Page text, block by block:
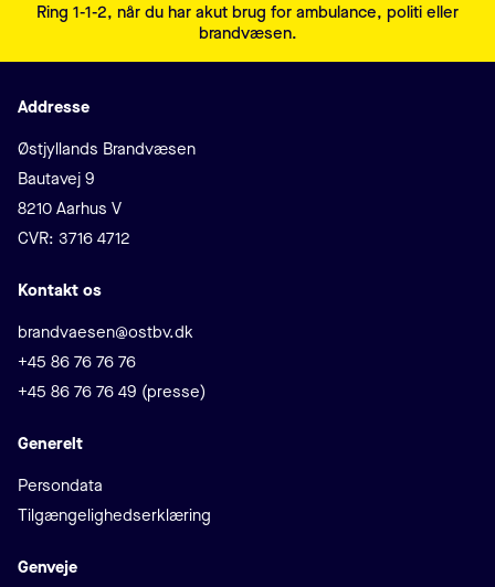
Ring 1-1-2, når du har akut brug for ambulance, politi eller
brandvæsen.
Addresse
Adresse
Østjyllands Brandvæsen
Bautavej 9
8210 Aarhus V
CVR: 3716 4712
Kontakt os
E-mail
brandvaesen@ostbv.dk
Telefon
+45 86 76 76 76
+45 86 76 76 49 (presse)
Generelt
Persondata
Tilgængelighedserklæring
Genveje